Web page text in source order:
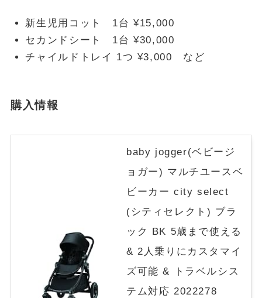
新生児用コット 1台 ¥15,000
セカンドシート 1台 ¥30,000
チャイルドトレイ 1つ ¥3,000 など
購入情報
baby jogger(ベビージ
ョガー) マルチユースベ
ビーカー city select
(シティセレクト) ブラ
ック BK 5歳まで使える
& 2人乗りにカスタマイ
ズ可能 & トラベルシス
テム対応 2022278